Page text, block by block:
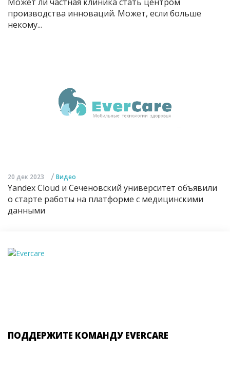
производства инноваций. Может, если больше
некому...
20 дек 2023 / Видео
Yandex Cloud и Сеченовский университет объявили
о старте работы на платформе с медицинскими
данными
ПОДДЕРЖИТЕ КОМАНДУ EVERCARE